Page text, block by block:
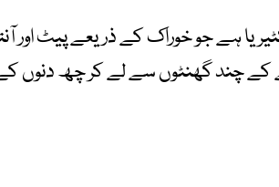
ہے جو خوراک کے ذریعے پیٹ اور
کے چند گھنٹوں سے لے کر چھ دنوں